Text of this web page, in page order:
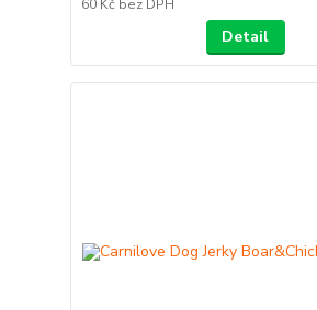
60 Kč bez DPH
Detail